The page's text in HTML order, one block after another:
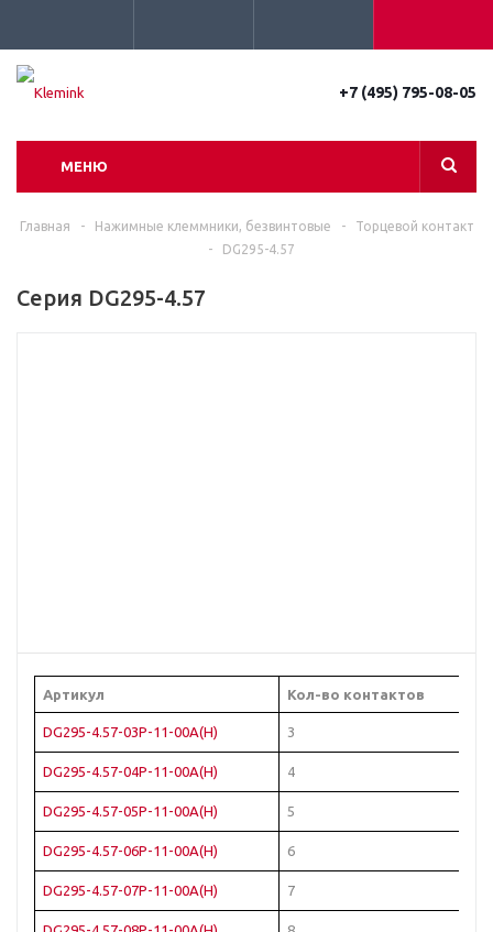
+7 (495) 795-08-05
МЕНЮ
Главная - Нажимные клеммники, безвинтовые -
Торцевой контакт
-
DG295-4.57
Серия DG295-4.57
Артикул Кол-во контактов
DG295-4.57-03P-11-00A(H) 3
DG295-4.57-04P-11-00A(H) 4
DG295-4.57-05P-11-00A(H) 5
DG295-4.57-06P-11-00A(H) 6
DG295-4.57-07P-11-00A(H) 7